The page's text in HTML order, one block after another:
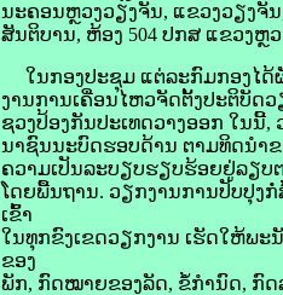
ນະຄອນຫຼວງວຽງຈັນ, ແຂວງວຽງຈັ
ສັນຕິບານ, ຫ້ອງ 504 ປກສ ແຂວງຫຼ
ໃນກອງປະຊຸມ ແຕ່ລະກົມກອງໄດ້
ງານການເຄື່ອນໄຫວຈັດຕັ້ງປະຕິບັດ
ຊວງປ້ອງກັນປະເທດວາງອອກ ໃນນີ້
ນາຊົນນະບົດຮອບດ້ານ ຕາມທິດນຳ
ຄວາມເປັນລະບຽບຮຽບຮ້ອຍຢູ່ລຽບ
ໂດຍພື້ນຖານ. ວຽກງານການປັບປຸງ
ເຂົ້າ
ໃນທຸກຂົງເຂດວຽກງານ ເຮັດໃຫ້ພ
ຂອງ
ພັກ, ກົດໝາຍຂອງລັດ, ຂໍ້ກຳນົດ, ກົດ